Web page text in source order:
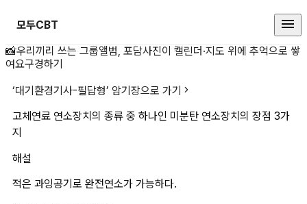
모두CBT
고체연료 연소장치의 종류 중 하나
📸우리끼리 쓰는 그룹앨범, 포담사진이 캘린더·지도 위에 추억으로 쌓
여요구경하기
‘대기환경기사-필답형’ 암기장으로 가기
고체연료 연소장치의 종류 중 하나인 미분탄 연소장치의 장점 3가
지
해설
적은 과잉공기로 완전연소가 가능하다.